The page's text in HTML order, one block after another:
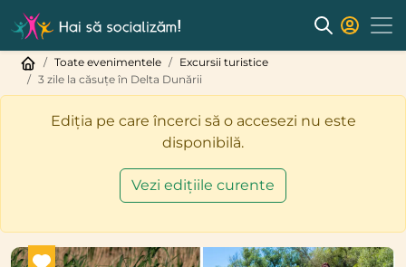
Toate evenimentele
Excursii turistice
3 zile la căsuțe în Delta Dunării
Ediția pe care încerci să o accesezi nu este
disponibilă.
Vezi edițiile curente